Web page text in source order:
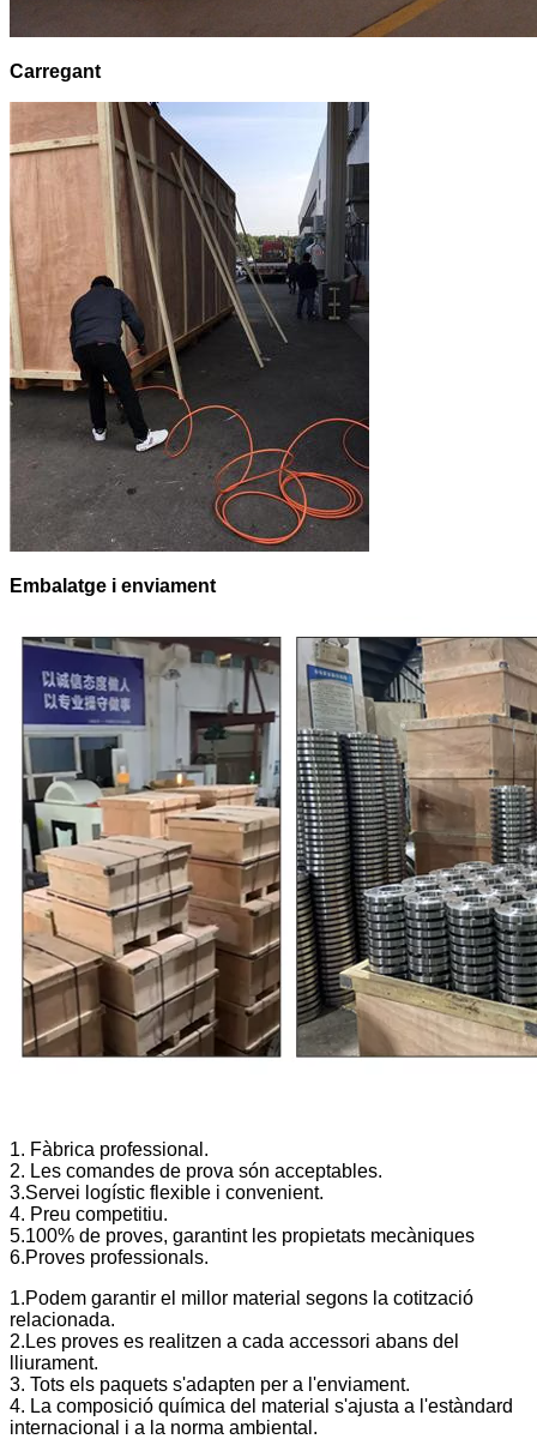
Carregant
Embalatge i enviament
1. Fàbrica professional.
2. Les comandes de prova són acceptables.
3.Servei logístic flexible i convenient.
4. Preu competitiu.
5.100% de proves, garantint les propietats mecàniques
6.Proves professionals.
1.Podem garantir el millor material segons la cotització
relacionada.
2.Les proves es realitzen a cada accessori abans del
lliurament.
3. Tots els paquets s'adapten per a l'enviament.
4. La composició química del material s'ajusta a l'estàndard
internacional i a la norma ambiental.